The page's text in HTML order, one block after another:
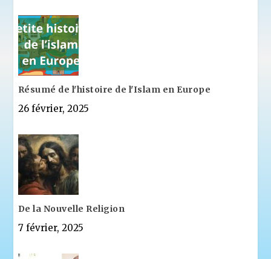
Résumé de l'histoire de l'Islam en Europe
26 février, 2025
De la Nouvelle Religion
7 février, 2025